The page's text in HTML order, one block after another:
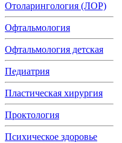
Отоларингология (ЛОР)
Офтальмология
Офтальмология детская
Педиатрия
Пластическая хирургия
Проктология
Психическое здоровье